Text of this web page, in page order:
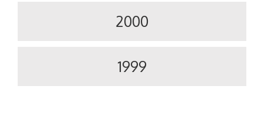
2000
1999